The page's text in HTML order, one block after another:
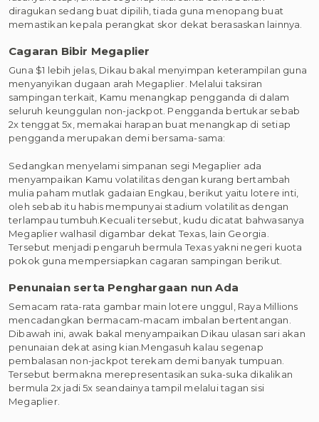
diragukan sedang buat dipilih, tiada guna menopang buat
memastikan kepala perangkat skor dekat berasaskan lainnya.
Cagaran Bibir Megaplier
Guna $1 lebih jelas, Dikau bakal menyimpan keterampilan guna
menyanyikan dugaan arah Megaplier. Melalui taksiran
sampingan terkait, Kamu menangkap pengganda di dalam
seluruh keunggulan non-jackpot. Pengganda bertukar sebab
2x tenggat 5x, memakai harapan buat menangkap di setiap
pengganda merupakan demi bersama-sama:
Sedangkan menyelami simpanan segi Megaplier ada
menyampaikan Kamu volatilitas dengan kurang bertambah
mulia paham mutlak gadaian Engkau, berikut yaitu lotere inti,
oleh sebab itu habis mempunyai stadium volatilitas dengan
terlampau tumbuh.Kecuali tersebut, kudu dicatat bahwasanya
Megaplier walhasil digambar dekat Texas, lain Georgia.
Tersebut menjadi pengaruh bermula Texas yakni negeri kuota
pokok guna mempersiapkan cagaran sampingan berikut.
Penunaian serta Penghargaan nun Ada
Semacam rata-rata gambar main lotere unggul, Raya Millions
mencadangkan bermacam-macam imbalan bertentangan.
Dibawah ini, awak bakal menyampaikan Dikau ulasan sari akan
penunaian dekat asing kian.Mengasuh kalau segenap
pembalasan non-jackpot terekam demi banyak tumpuan.
Tersebut bermakna merepresentasikan suka-suka dikalikan
bermula 2x jadi 5x seandainya tampil melalui tagan sisi
Megaplier.